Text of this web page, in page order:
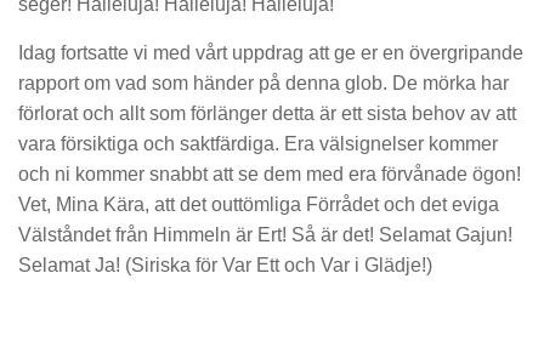
Idag fortsatte vi med vårt uppdrag att ge er en övergripande
rapport om vad som händer på denna glob. De mörka har
förlorat och allt som förlänger detta är ett sista behov av att
vara försiktiga och saktfärdiga. Era välsignelser kommer
och ni kommer snabbt att se dem med era förvånade ögon!
Vet, Mina Kära, att det outtömliga Förrådet och det eviga
Välståndet från Himmeln är Ert! Så är det! Selamat Gajun!
Selamat Ja! (Siriska för Var Ett och Var i Glädje!)